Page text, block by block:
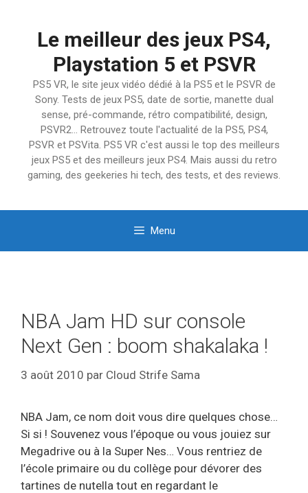
Le meilleur des jeux PS4,
Playstation 5 et PSVR
PS5 VR, le site jeux vidéo dédié à la PS5 et le PSVR de
Sony. Tests de jeux PS5, date de sortie, manette dual
sense, pré-commande, rétro compatibilité, design,
PSVR2… Retrouvez toute l'actualité de la PS5, PS4,
PSVR et PSVita. PS5 VR c'est aussi le top des meilleurs
jeux PS5 et des meilleurs jeux PS4. Mais aussi du retro
gaming, des geekeries hi tech, des tests, et des reviews.
Menu
NBA Jam HD sur console
Next Gen : boom shakalaka !
3 août 2010 par Cloud Strife Sama
NBA Jam, ce nom doit vous dire quelques chose…
Si si ! Souvenez vous l’époque ou vous jouiez sur
Megadrive ou à la Super Nes… Vous rentriez de
l’école primaire ou du collège pour dévorer des
tartines de nutella tout en regardant le